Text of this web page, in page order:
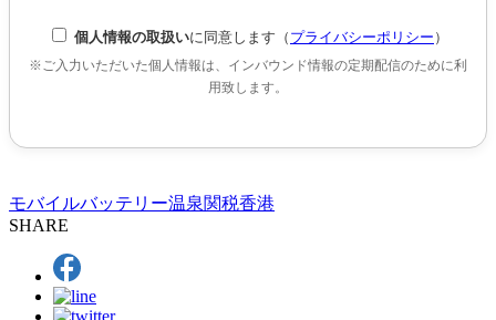
個人情報の取扱いに同意します（ プライバシーポリシー ）
※ご入力いただいた個人情報は、インバウンド情報の定期配信のために利
用致します。
モバイルバッテリー温泉関税香港
SHARE